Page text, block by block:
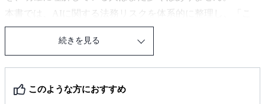
本書では、AIに関する法務リスクを体系的に整理し、「こ
こだけは押さえておきたい実務の勘所」を分かりやすくまと
めています。
の、最初の一冊としてお役立ていただけます。
続きを見る
このような方におすすめ